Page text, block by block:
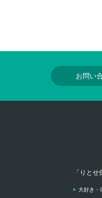
お問い
「りと
大好き・